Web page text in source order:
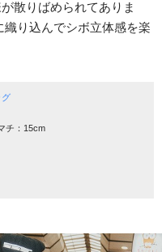
散りばめられてありま
り込んでシボ立体感を楽
グ
チ：15cm